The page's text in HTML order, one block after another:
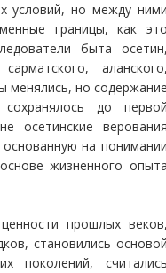
условий, но между
границы, как
быта
менялись, но
до
осетинские
на
жизненного
прошлых
становились
поколений,